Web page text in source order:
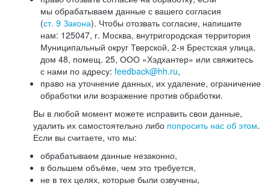
мы обрабатываем данные с вашего согласия
(ст. 9 Закона). Чтобы отозвать согласие, напишите
нам: 125047, г. Москва, внутригородская территория
Муниципальный округ Тверской, 2-я Брестская улица,
дом 48, помещ. 25, ООО «Хэдхантер» или свяжитесь
с нами по адресу: feedback@hh.ru,
право на уточнение данных, их удаление, ограничение
обработки или возражение против обработки.
Вы в любой момент можете исправить свои данные,
удалить их самостоятельно либо попросить нас об этом.
Если вы считаете, что мы:
обрабатываем данные незаконно,
в большем объёме, чем это требуется,
не в тех целях, которые были озвучены,